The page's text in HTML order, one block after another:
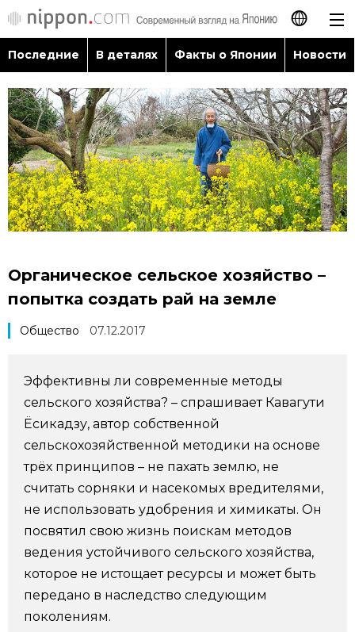
日本語
English
简体字
繁體字
Français
العربية
Последние
В деталях
Новости
Путеводитель по Японии
Фото/Видео
Разделы
Люди
Блог
Политика
Экономика
Популярные статьи
Японский язык
Японский калейдоскоп
Семья
official SNS
Последние В деталях Факты о Японии Новости
Органическое сельское хозяйство –
попытка создать рай на земле
Общество 07.12.2017
Эффективны ли современные методы
сельского хозяйства? – спрашивает Кавагути
Ёсикадзу, автор собственной
сельскохозяйственной методики на основе
трёх принципов – не пахать землю, не
считать сорняки и насекомых вредителями,
не использовать удобрения и химикаты. Он
посвятил свою жизнь поискам методов
ведения устойчивого сельского хозяйства,
которое не истощает ресурсы и может быть
передано в наследство следующим
поколениям.